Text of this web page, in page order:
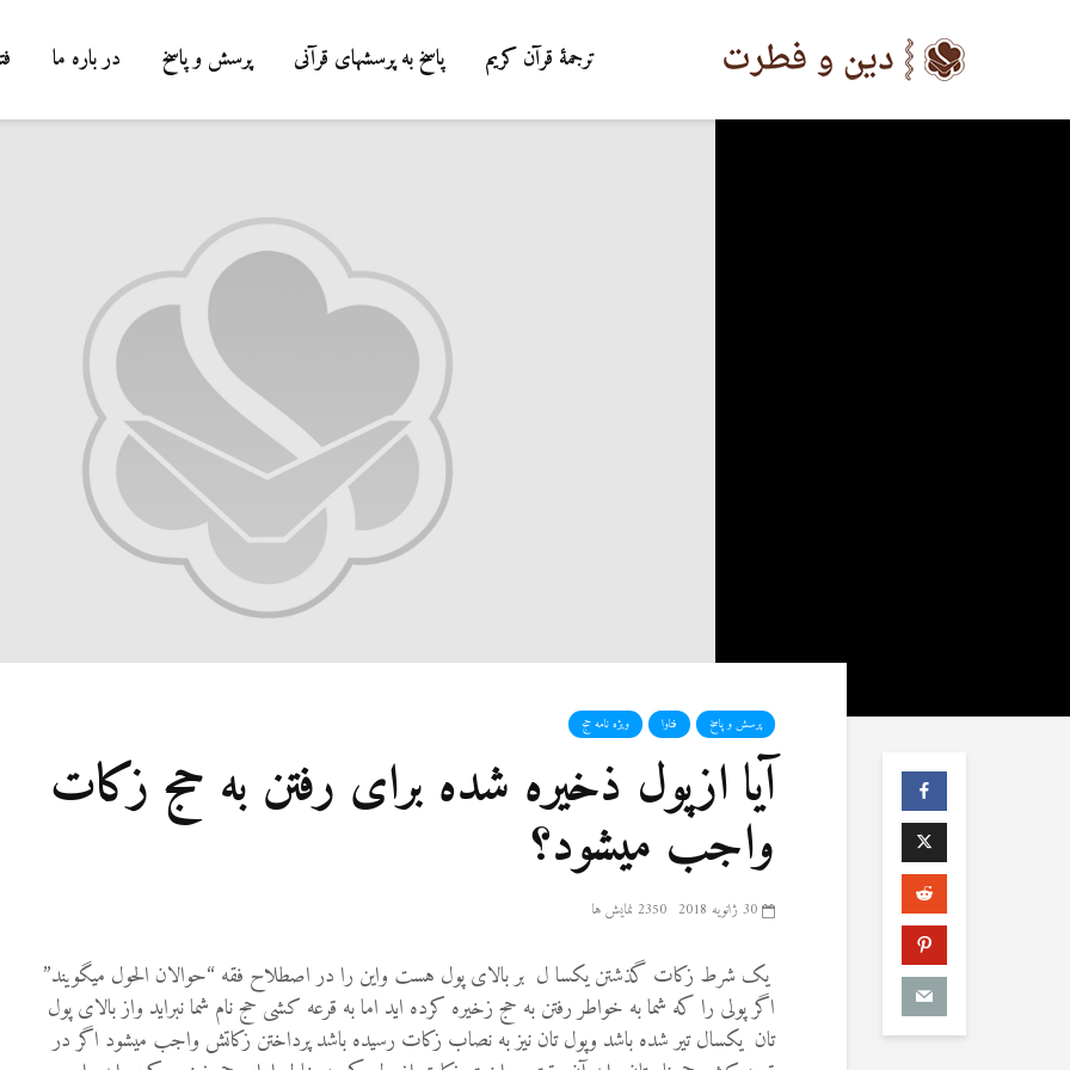
ترجمۀ قرآن کریم پاسخ به پرسشهای قرآنی پرسش و پاسخ در باره ما
پرسش و پاسخ فتاوا ویژه نامه حج
آیا ازپول ذخیره شده برای رفتن به حج زکات
واجب میشود؟
30 ژانویه 2018 2350 نمایش ها
یک شرط زکات گذشتن یکسا ل بر بالای پول هست واین را در اصطلاح فقه “حوالان الحول میگویند”
اگر پولی را که شما به خواطر رفتن به حج زخیره کرده اید اما به قرعه کشی حج نام شما نبراید واز بالای پول
تان یکسال تیر شده باشد وپول تان نیز به نصاب زکات رسیده باشد پرداختن زکاتش واجب میشود اگر در